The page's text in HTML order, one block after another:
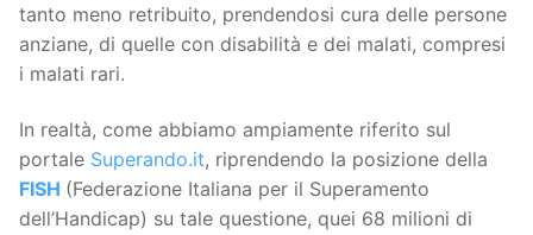
tanto meno retribuito, prendendosi cura delle persone
anziane, di quelle con disabilità e dei malati, compresi
i malati rari.
In realtà, come abbiamo ampiamente riferito sul
portale Superando.it, riprendendo la posizione della
FISH (Federazione Italiana per il Superamento
dell’Handicap) su tale questione, quei 68 milioni di